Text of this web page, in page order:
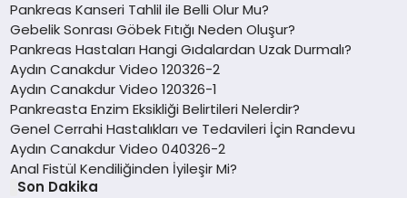
Pankreas Kanseri Tahlil ile Belli Olur Mu?
Gebelik Sonrası Göbek Fıtığı Neden Oluşur?
Pankreas Hastaları Hangi Gıdalardan Uzak Durmalı?
Aydın Canakdur Video 120326-2
Aydın Canakdur Video 120326-1
Pankreasta Enzim Eksikliği Belirtileri Nelerdir?
Genel Cerrahi Hastalıkları ve Tedavileri İçin Randevu
Aydın Canakdur Video 040326-2
Anal Fistül Kendiliğinden İyileşir Mi?
Son Dakika